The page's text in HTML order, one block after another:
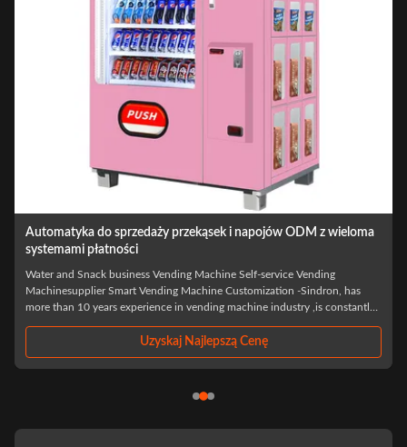
do sprzedaży przekąsek i napojów ODM z wieloma
płatności
and Snack business Vending Machine Self-service Vending
Smart Vending Machine Customization -Sindron, has
than 10 years experience in vending machine industry ,is constantly
Uzyskaj Najlepszą Cenę